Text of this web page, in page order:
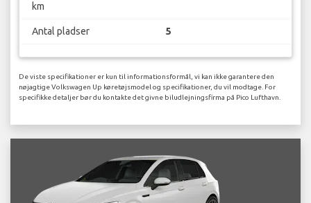
km
Antal pladser 5
De viste specifikationer er kun til informationsformål, vi kan ikke garantere den
nøjagtige Volkswagen Up køretøjsmodel og specifikationer, du vil modtage. For
specifikke detaljer bør du kontakte det givne biludlejningsfirma på Pico Lufthavn.